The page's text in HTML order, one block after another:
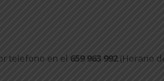
telefono en el 659 963 992(Horario